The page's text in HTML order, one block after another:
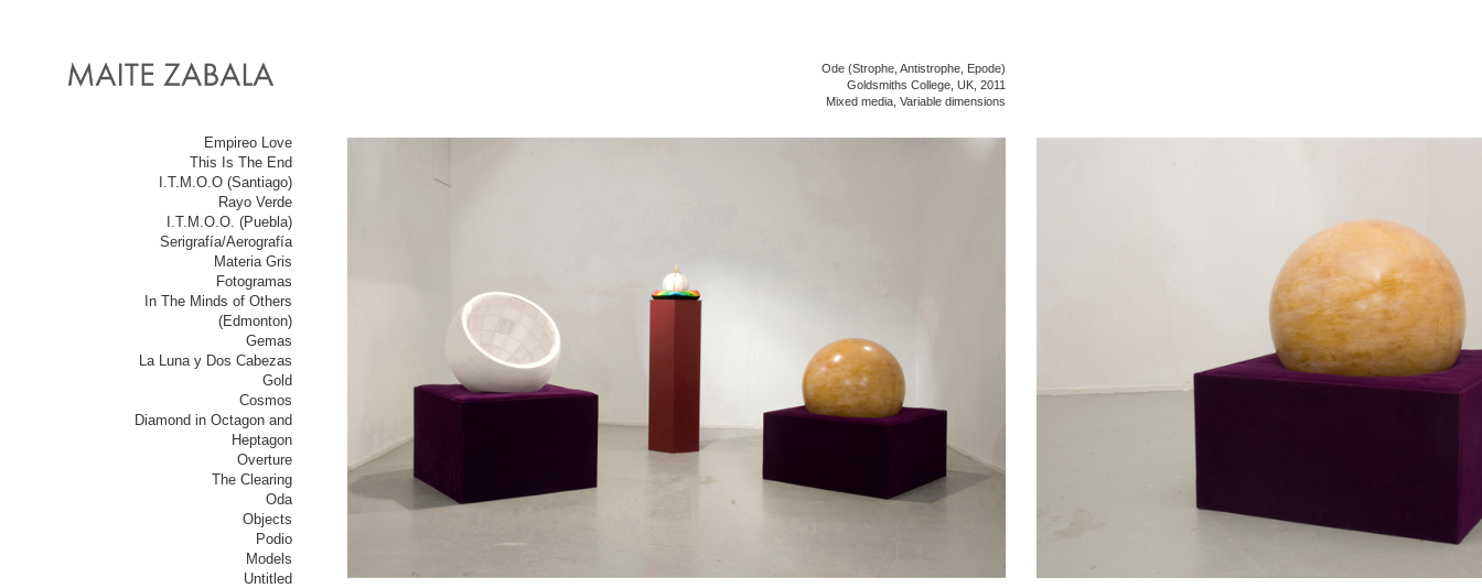
Empireo Love
This Is The End
I.T.M.O.O (Santiago)
Rayo Verde
I.T.M.O.O. (Puebla)
Serigrafía/Aerografía
Materia Gris
Fotogramas
In The Minds of Others
(Edmonton)
Gemas
La Luna y Dos Cabezas
Gold
Cosmos
Diamond in Octagon and
Heptagon
Overture
The Clearing
Oda
Objects
Podio
Models
Untitled
Ode (Strophe, Antistrophe, Epode)
Goldsmiths College, UK, 2011
Mixed media, Variable dimensions